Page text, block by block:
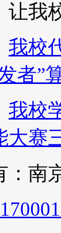
让我
我校
”
我校
大赛
：南